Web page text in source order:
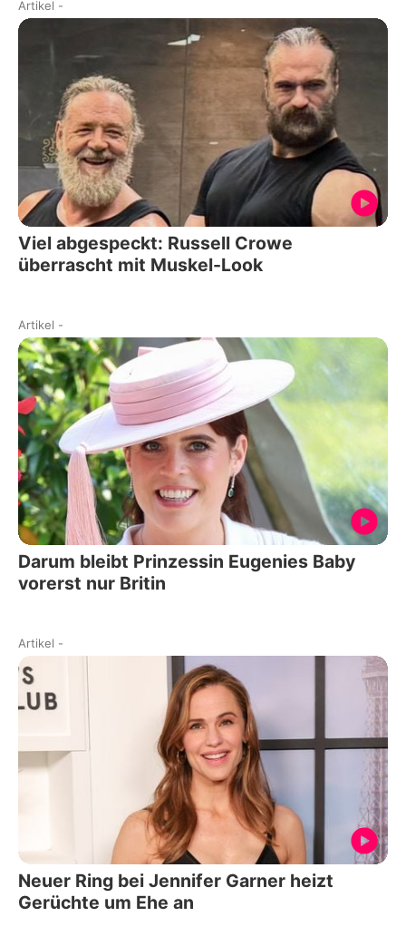
Artikel -
Viel abgespeckt: Russell Crowe
überrascht mit Muskel-Look
Artikel -
Darum bleibt Prinzessin Eugenies Baby
vorerst nur Britin
Artikel -
Neuer Ring bei Jennifer Garner heizt
Gerüchte um Ehe an